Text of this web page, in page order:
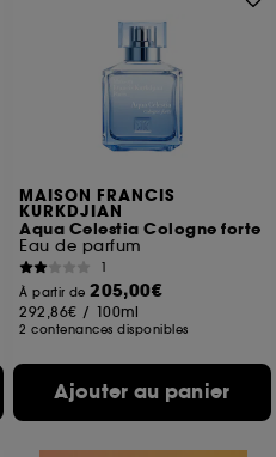
MAISON FRANCIS
KURKDJIAN
Aqua Celestia Cologne forte
Eau de parfum
1
À partir de205,00€
292,86€ / 100ml
2 contenances disponibles
Ajouter au panier